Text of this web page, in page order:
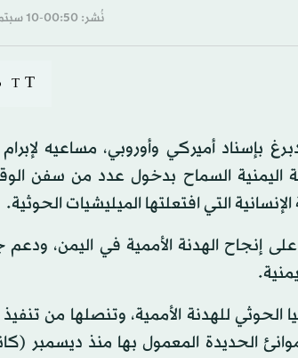
نُشر: 00:50-10 سبتمبر 2022 م ـ 14 صفَر 1444 هـ
T
T
أميركي وأوروبي، مساعيه لإبرام
اليمنية السماح بدخول عدد من سفن
التي افتعلتها الميليشيات الحوثية.
إنجاح الهدنة الأممية في اليمن، ودعم
للهدنة الأممية، وتنصلها من تنفيذ